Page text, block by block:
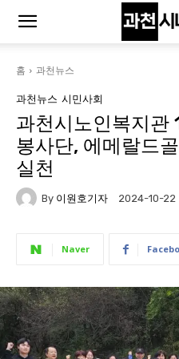
홈 과천뉴스
과천뉴스 시민사회
과천시노인복지관
봉사단, 에메랄드
실천
By 이원호기자 2024-10-22
Naver